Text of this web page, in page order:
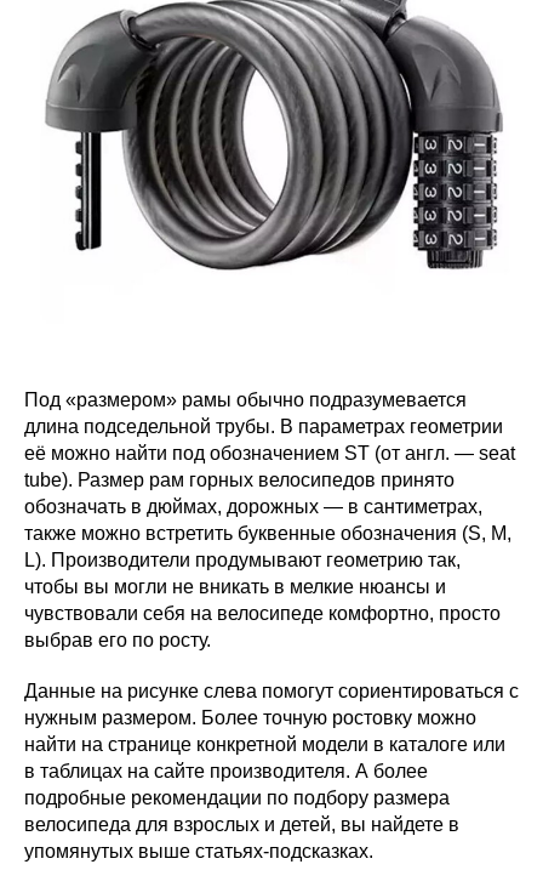
Под «размером» рамы обычно подразумевается
длина подседельной трубы. В параметрах геометрии
её можно найти под обозначением ST (от англ. — seat
tube). Размер рам горных велосипедов принято
обозначать в дюймах, дорожных — в сантиметрах,
также можно встретить буквенные обозначения (S, M,
L). Производители продумывают геометрию так,
чтобы вы могли не вникать в мелкие нюансы и
чувствовали себя на велосипеде комфортно, просто
выбрав его по росту.
Данные на рисунке слева помогут сориентироваться с
нужным размером. Более точную ростовку можно
найти на странице конкретной модели в каталоге или
в таблицах на сайте производителя. А более
подробные рекомендации по подбору размера
велосипеда для взрослых и детей, вы найдете в
упомянутых выше статьях-подсказках.